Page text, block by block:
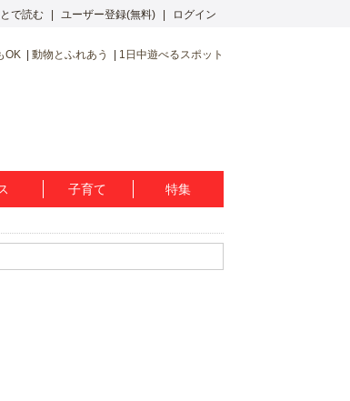
で読む ユーザー登録(無料) ログイン
OK 動物とふれあう 1日中遊べるスポット
子育て 特集